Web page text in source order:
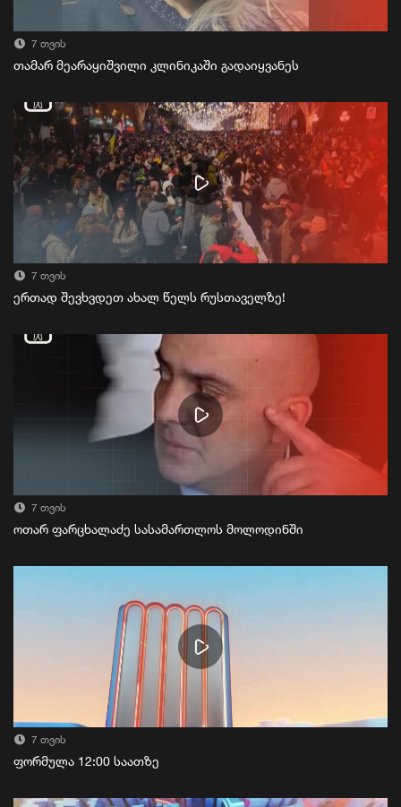
7 თვის
თამარ მეარაყიშვილი კლინიკაში გადაიყვანეს
7 თვის
ერთად შევხვდეთ ახალ წელს რუსთაველზე!
7 თვის
ოთარ ფარცხალაძე სასამართლოს მოლოდინში
7 თვის
ფორმულა 12:00 საათზე